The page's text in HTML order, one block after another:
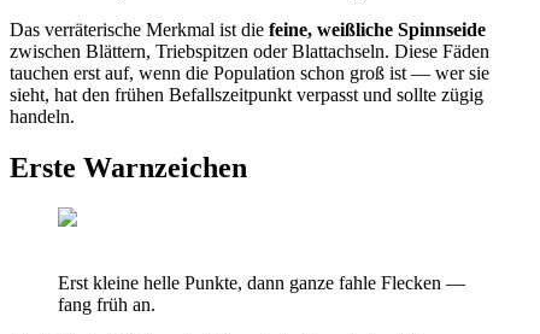
Das verräterische Merkmal ist die feine, weißliche Spinnseide
zwischen Blättern, Triebspitzen oder Blattachseln. Diese Fäden
tauchen erst auf, wenn die Population schon groß ist — wer sie
sieht, hat den frühen Befallszeitpunkt verpasst und sollte zügig
handeln.
Erste Warnzeichen
Erst kleine helle Punkte, dann ganze fahle Flecken —
fang früh an.